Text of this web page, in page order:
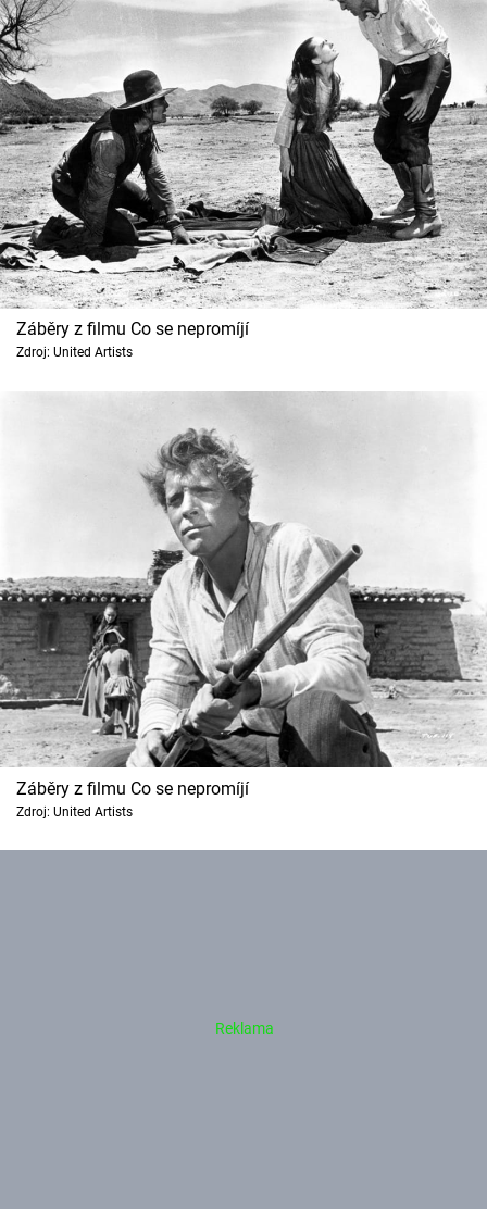
Záběry z filmu Co se nepromíjí
Zdroj: United Artists
Záběry z filmu Co se nepromíjí
Zdroj: United Artists